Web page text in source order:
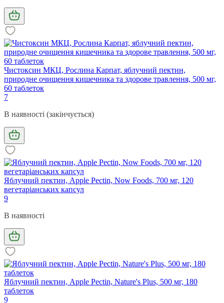
Чистоксин МКЦ, Рослина Карпат, яблучний пектин,
природне очищення кишечника та здорове травлення, 500 мг,
60 таблеток
7
В наявності (закінчується)
Яблучний пектин, Apple Pectin, Now Foods, 700 мг, 120
вегетаріанських капсул
9
В наявності
Яблучний пектин, Apple Pectin, Nature's Plus, 500 мг, 180
таблеток
9